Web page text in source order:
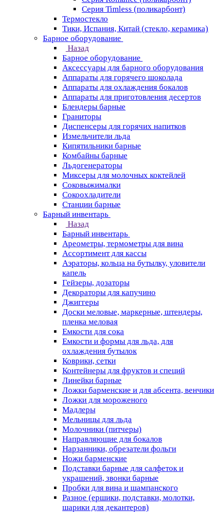
Серия Timless (поликарбонт)
Термостекло
Тики, Испания, Китай (стекло, керамика)
Барное оборудование
Назад
Барное оборудование
Аксессуары для барного оборудования
Аппараты для горячего шоколада
Аппараты для охлаждения бокалов
Аппараты для приготовления десертов
Блендеры барные
Граниторы
Диспенсеры для горячих напитков
Измельчители льда
Кипятильники барные
Комбайны барные
Льдогенераторы
Миксеры для молочных коктейлей
Соковыжималки
Сокоохладители
Станции барные
Барный инвентарь
Назад
Барный инвентарь
Ареометры, термометры для вина
Ассортимент для кассы
Аэраторы, кольца на бутылку, уловители
капель
Гейзеры, дозаторы
Декораторы для капучино
Джиггеры
Доски меловые, маркерные, штендеры,
пленка меловая
Емкости для сока
Емкости и формы для льда, для
охлаждения бутылок
Коврики, сетки
Контейнеры для фруктов и специй
Линейки барные
Ложки барменские и для абсента, венчики
Ложки для мороженого
Мадлеры
Мельницы для льда
Молочники (питчеры)
Направляющие для бокалов
Нарзанники, обрезатели фольги
Ножи барменские
Подставки барные для салфеток и
украшений, звонки барные
Пробки для вина и шампанского
Разное (ершики, подставки, молотки,
шарики для декантеров)